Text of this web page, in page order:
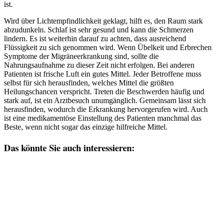
ist.
Wird über Lichtempfindlichkeit geklagt, hilft es, den Raum stark
abzudunkeln. Schlaf ist sehr gesund und kann die Schmerzen
lindern. Es ist weiterhin darauf zu achten, dass ausreichend
Flüssigkeit zu sich genommen wird. Wenn Übelkeit und Erbrechen
Symptome der Migräneerkrankung sind, sollte die
Nahrungsaufnahme zu dieser Zeit nicht erfolgen. Bei anderen
Patienten ist frische Luft ein gutes Mittel. Jeder Betroffene muss
selbst für sich herausfinden, welches Mittel die größten
Heilungschancen verspricht. Treten die Beschwerden häufig und
stark auf, ist ein Arztbesuch unumgänglich. Gemeinsam lässt sich
herausfinden, wodurch die Erkrankung hervorgerufen wird. Auch
ist eine medikamentöse Einstellung des Patienten manchmal das
Beste, wenn nicht sogar das einzige hilfreiche Mittel.
Das könnte Sie auch interessieren: